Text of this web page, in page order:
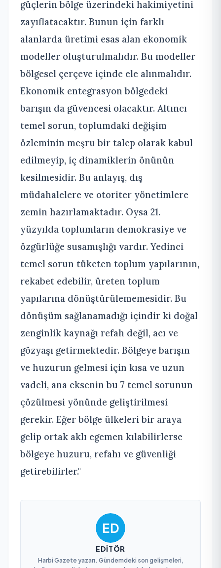
güçlerin bölge üzerindeki hakimiyetini
zayıflatacaktır. Bunun için farklı
alanlarda üretimi esas alan ekonomik
modeller oluşturulmalıdır. Bu modeller
bölgesel çerçeve içinde ele alınmalıdır.
Ekonomik entegrasyon bölgedeki
barışın da güvencesi olacaktır. Altıncı
temel sorun, toplumdaki değişim
özleminin meşru bir talep olarak kabul
edilmeyip, iç dinamiklerin önünün
kesilmesidir. Bu anlayış, dış
müdahalelere ve otoriter yönetimlere
zemin hazırlamaktadır. Oysa 21.
yüzyılda toplumların demokrasiye ve
özgürlüğe susamışlığı vardır. Yedinci
temel sorun tüketen toplum yapılarının,
rekabet edebilir, üreten toplum
yapılarına dönüştürülememesidir. Bu
dönüşüm sağlanamadığı içindir ki doğal
zenginlik kaynağı refah değil, acı ve
gözyaşı getirmektedir. Bölgeye barışın
ve huzurun gelmesi için kısa ve uzun
vadeli, ana eksenin bu 7 temel sorunun
çözülmesi yönünde geliştirilmesi
gerekir. Eğer bölge ülkeleri bir araya
gelip ortak aklı egemen kılabilirlerse
bölgeye huzuru, refahı ve güvenliği
getirebilirler."
EDITÖR
Harbi Gazete yazarı. Gündemdeki son gelişmeleri,